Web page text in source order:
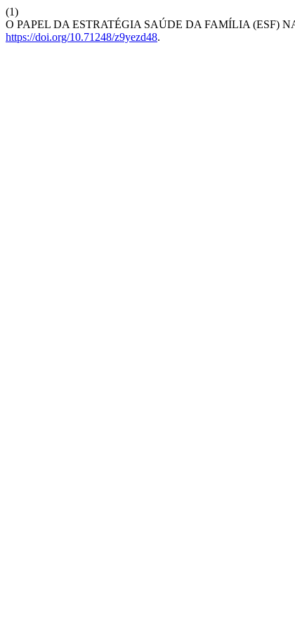
(1)
O PAPEL DA ESTRATÉGIA SAÚDE DA FAMÍLIA (ESF)
https://doi.org/10.71248/z9yezd48.